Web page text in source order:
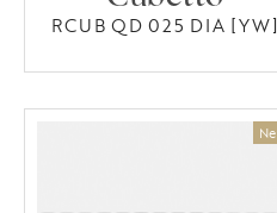
RCUB QD 025 DIA [YW]